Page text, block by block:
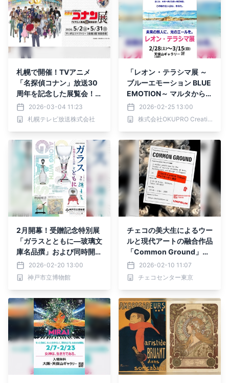
札幌で開催！TVアニメ
「名探偵コナン」放送30
周年を記念した展覧会！名
場面を集めたエリアや企画
展スペシャルムービー、オ
リジナルグッズなど盛りだ
2026-03-04 11:23
札幌テレビ放送株式会社
「レオン・テラシマ展 ～
ブルーエモーション BLUE
EMOTION～ マルタから愛
をこめて」大阪・天保山で
開催
2026-02-25 13:00
株式会社OKUPRO Creative
2月開幕！受贈記念特別展
「ガラスとともに―玻璃文
庫名品撰」および同時開催
特別展「秋岡図書―地理学
者のコレクション―」、4
月開幕「神戸百華―コレク
を神戸市立博物館にて開
催！
2026-02-20 13:00
神戸市立博物館
チェコの美大生によるウー
ルと現代アートの融合作品
「Common Ground」展
が広尾で開催
2026-02-10 11:07
チェコセンター東京